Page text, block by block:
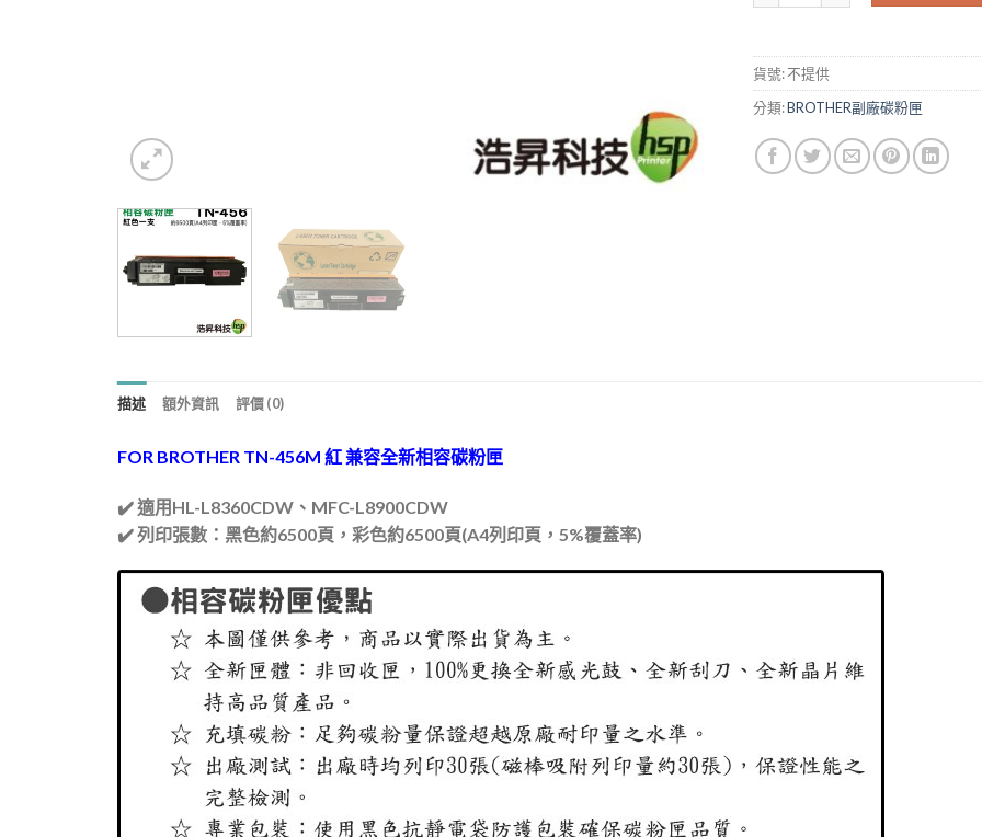
貨號:不提供
分類:BROTHER副廠碳粉匣
描述 額外資訊 評價 (0)
FOR BROTHER TN-456M 紅 兼容全新相容碳粉匣
✔️ 適用HL-L8360CDW、MFC-L8900CDW
✔️ 列印張數：黑色約6500頁，彩色約6500頁(A4列印頁，5%覆蓋率)